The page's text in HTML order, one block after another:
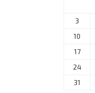
3
10
17
24
31